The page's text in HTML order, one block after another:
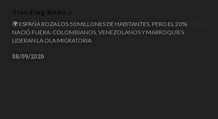
🌍 ESPAÑA ROZA LOS 50 MILLONES DE HABITANTES, PERO EL 20%
NACIÓ FUERA: COLOMBIANOS, VENEZOLANOS Y MARROQUÍES
LIDERAN LA OLA MIGRATORIA
08/09/2026